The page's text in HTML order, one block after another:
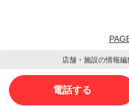
店舗・施設の情報
電話する